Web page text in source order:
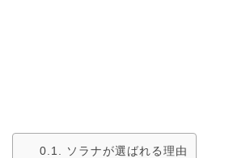
ソラナが選ばれる理由